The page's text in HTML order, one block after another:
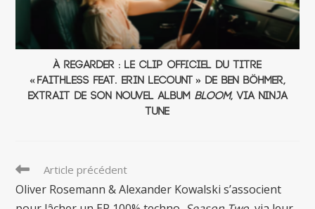
À regarder : Le clip officiel du titre
« Faithless Feat. Erin LeCount » de Ben Böhmer,
extrait de son nouvel album Bloom, via Ninja
Tune
Read
articles
Article précédent
Oliver Rosemann & Alexander Kowalski s’associent